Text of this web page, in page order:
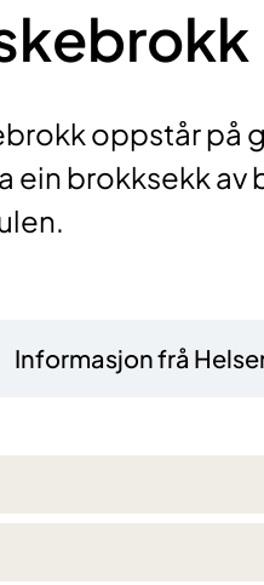
oppstår på
ein brokksekk av
Informasjon frå